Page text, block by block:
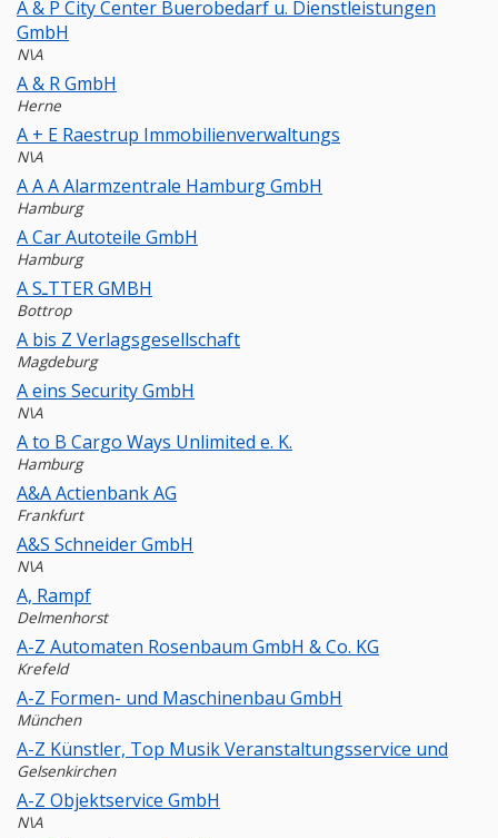
A & P City Center Buerobedarf u. Dienstleistungen
GmbH
N\A
A & R GmbH
Herne
A + E Raestrup Immobilienverwaltungs
N\A
A A A Alarmzentrale Hamburg GmbH
Hamburg
A Car Autoteile GmbH
Hamburg
A SـTTER GMBH
Bottrop
A bis Z Verlagsgesellschaft
Magdeburg
A eins Security GmbH
N\A
A to B Cargo Ways Unlimited e. K.
Hamburg
A&A Actienbank AG
Frankfurt
A&S Schneider GmbH
N\A
A, Rampf
Delmenhorst
A-Z Automaten Rosenbaum GmbH & Co. KG
Krefeld
A-Z Formen- und Maschinenbau GmbH
München
A-Z Künstler, Top Musik Veranstaltungsservice und
Gelsenkirchen
A-Z Objektservice GmbH
N\A